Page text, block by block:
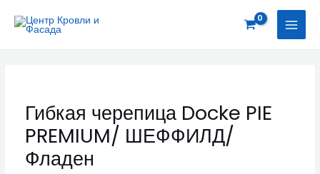
Гибкая черепица Docke PIE
PREMIUM/ ШЕФФИЛД/
Фладен
черепица
Фладен
quantity